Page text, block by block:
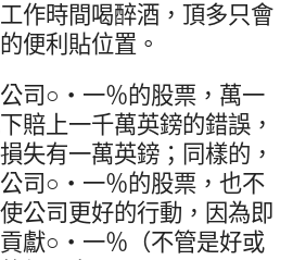
作時間喝醉酒，頂多只會
便利貼位置。
司○‧一％的股票，萬一
賠上一千萬英鎊的錯誤，
失有一萬英鎊；同樣的，
司○‧一％的股票，也不
公司更好的行動，因為即
獻○‧一％（不管是好或